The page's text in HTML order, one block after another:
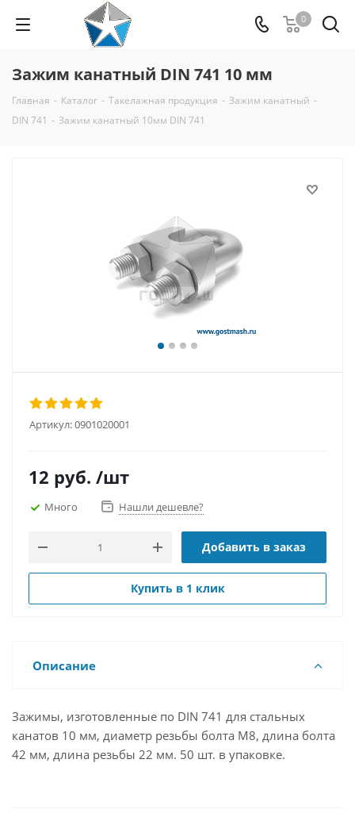
0
Зажим канатный DIN 741 10 мм
Главная - Каталог - Такелажная продукция - Зажим канатный -
DIN 741 - Зажим канатный 10мм DIN 741
Артикул:0901020001
12 руб. /шт
Много Нашли дешевле?
Добавить в заказ
Купить в 1 клик
Описание
Зажимы, изготовленные по DIN 741 для стальных
канатов 10 мм, диаметр резьбы болта М8, длина болта
42 мм, длина резьбы 22 мм. 50 шт. в упаковке.